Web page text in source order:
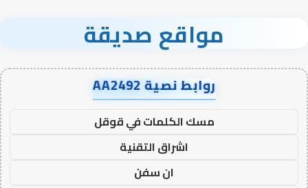
مواقع صديقة
روابط نصية AA2492
مسك الكلمات في قوقل
اشراق التقنية
ان سفن